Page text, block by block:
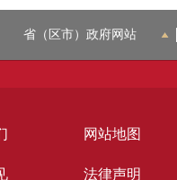
省（区市）政府网站
网站地图
法律声明